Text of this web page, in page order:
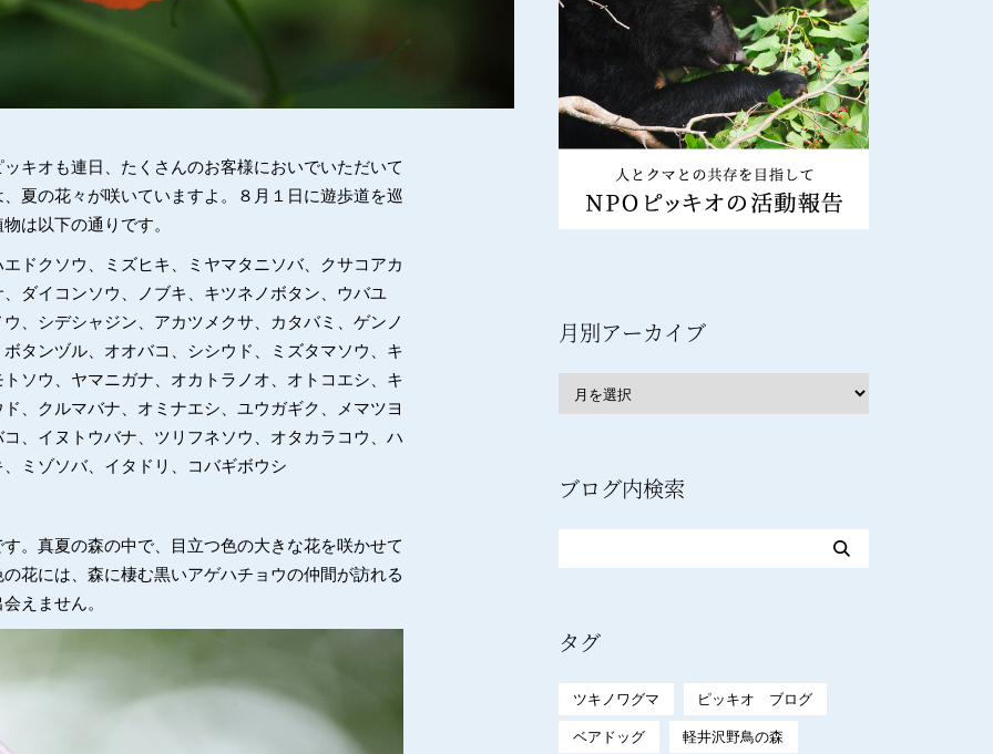
キオも連日、たくさんのお客様においでいただいて
夏の花々が咲いていますよ。８月１日に遊歩道を巡
は以下の通りです。
ドクソウ、ミズヒキ、ミヤマタニソバ、クサコアカ
ダイコンソウ、ノブキ、キツネノボタン、ウバユ
、シデシャジン、アカツメクサ、カタバミ、ゲンノ
タンヅル、オオバコ、シシウド、ミズタマソウ、キ
ソウ、ヤマニガナ、オカトラノオ、オトコエシ、キ
、クルマバナ、オミナエシ、ユウガギク、メマツヨ
、イヌトウバナ、ツリフネソウ、オタカラコウ、ハ
ミゾソバ、イタドリ、コバギボウシ
。真夏の森の中で、目立つ色の大きな花を咲かせて
花には、森に棲む黒いアゲハチョウの仲間が訪れる
えません。
月別アーカイブ
ブログ内検索
タグ
ツキノワグマ ピッキオ ブログ
ベアドッグ 軽井沢野鳥の森